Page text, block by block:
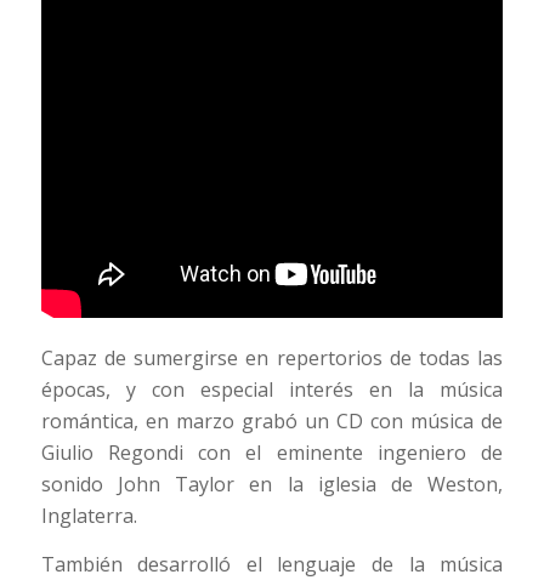
Capaz de sumergirse en repertorios de todas las
épocas, y con especial interés en la música
romántica, en marzo grabó un CD con música de
Giulio Regondi con el eminente ingeniero de
sonido John Taylor en la iglesia de Weston,
Inglaterra.
También desarrolló el lenguaje de la música